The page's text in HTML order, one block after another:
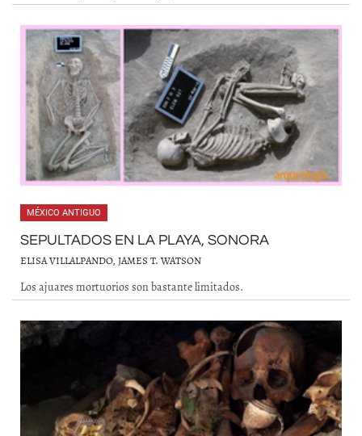
MÉXICO ANTIGUO
SEPULTADOS EN LA PLAYA, SONORA
ELISA VILLALPANDO, JAMES T. WATSON
Los ajuares mortuorios son bastante limitados.